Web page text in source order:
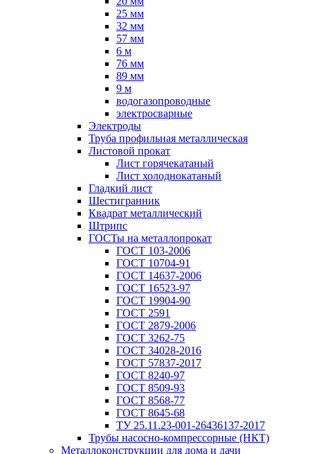
25 мм
32 мм
57 мм
6 м
76 мм
89 мм
9 м
водогазопроводные
электросварные
Электроды
Труба профильная металлическая
Листовой прокат
Лист горячекатаный
Лист холоднокатаный
Гладкий лист
Шестигранник
Квадрат металлический
Штрипс
ГОСТы на металлопрокат
ГОСТ 103-2006
ГОСТ 10704-91
ГОСТ 14637-2006
ГОСТ 16523-97
ГОСТ 19904-90
ГОСТ 2591
ГОСТ 2879-2006
ГОСТ 3262-75
ГОСТ 34028-2016
ГОСТ 57837-2017
ГОСТ 8240-97
ГОСТ 8509-93
ГОСТ 8568-77
ГОСТ 8645-68
ТУ 25.11.23-001-26436137-2017
Трубы насосно-компрессорные (НКТ)
Металлоконструкции для дома и дачи